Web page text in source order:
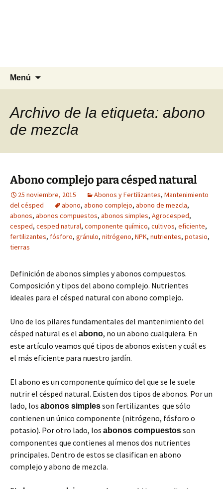
Menú
Archivo de la etiqueta: abono
de mezcla
Abono complejo para césped natural
25 noviembre, 2015 Abonos y Fertilizantes, Mantenimiento
del césped
abono, abono complejo, abono de mezcla,
abonos, abonos compuestos, abonos simples, Agrocesped,
cesped, cesped natural, componente químico, cultivos, eficiente,
fertilizantes, fósforo, gránulo, nitrógeno, NPK, nutrientes, potasio,
tierras
Definición de abonos simples y abonos compuestos.
Composición y tipos del abono complejo. Nutrientes
ideales para el césped natural con abono complejo.
Uno de los pilares fundamentales del mantenimiento del
césped natural es el abono, no un abono cualquiera. En
este artículo veamos qué tipos de abonos existen y cuál es
el más eficiente para nuestro jardín.
El abono es un componente químico del que se le suele
nutrir el césped natural. Existen dos tipos de abonos. Por un
lado, los abonos simplesson fertilizantes que sólo
contienen un único componente (nitrógeno, fósforo o
potasio). Por otro lado, los abonos compuestosson
componentes que contienes al menos dos nutrientes
principales. Dentro de estos se clasifican en abono
complejo y abono de mezcla.